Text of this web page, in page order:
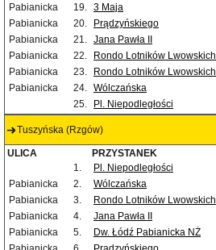
Pabianicka
19. 3 Maja
Pabianicka
20. Prądzyńskiego
Pabianicka
21. Jana Pawła II
Pabianicka
22. Rondo Lotników Lwowskich
Pabianicka
23. Rondo Lotników Lwowskich
Pabianicka
24. Wólczańska
25.
Pl. Niepodległości
Tuszyńska (Rzgów)
ULICA PRZYSTANEK
1.
Pl. Niepodległości
Pabianicka
2. Wólczańska
Pabianicka
3. Rondo Lotników Lwowskich
Pabianicka
4. Jana Pawła II
Pabianicka
5. Dw. Łódź Pabianicka NŻ